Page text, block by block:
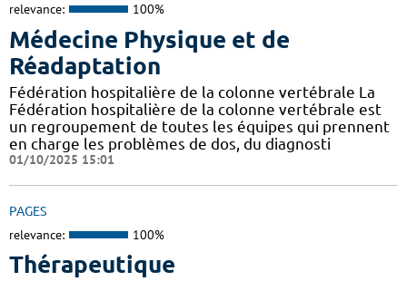
relevance: 100%
Médecine Physique et de
Réadaptation
Fédération hospitalière de la colonne vertébrale La
Fédération hospitalière de la colonne vertébrale est
un regroupement de toutes les équipes qui prennent
en charge les problèmes de dos, du diagnosti
01/10/2025 15:01
PAGES
relevance: 100%
Thérapeutique